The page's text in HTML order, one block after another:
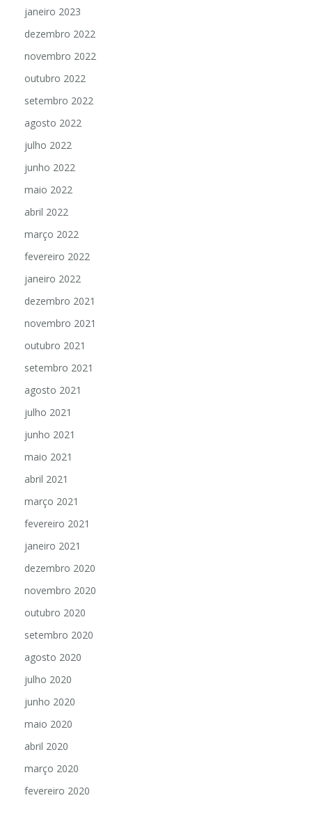
janeiro 2023
dezembro 2022
novembro 2022
outubro 2022
setembro 2022
agosto 2022
julho 2022
junho 2022
maio 2022
abril 2022
março 2022
fevereiro 2022
janeiro 2022
dezembro 2021
novembro 2021
outubro 2021
setembro 2021
agosto 2021
julho 2021
junho 2021
maio 2021
abril 2021
março 2021
fevereiro 2021
janeiro 2021
dezembro 2020
novembro 2020
outubro 2020
setembro 2020
agosto 2020
julho 2020
junho 2020
maio 2020
abril 2020
março 2020
fevereiro 2020